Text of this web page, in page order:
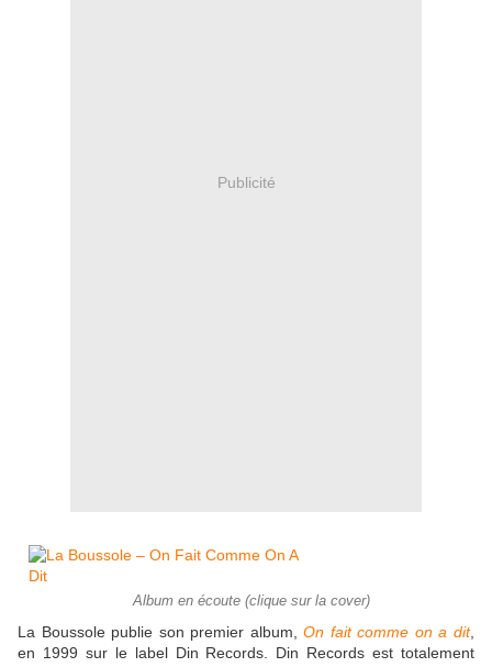
Publicité
Album en écoute (clique sur la cover)
La Boussole publie son premier album,On fait comme on a dit,
en 1999 sur le label Din Records. Din Records est totalement